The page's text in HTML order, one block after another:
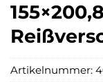
Artikelnummer: